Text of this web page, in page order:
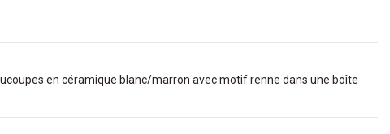
en céramique blanc/marron avec motif renne dans une boîte